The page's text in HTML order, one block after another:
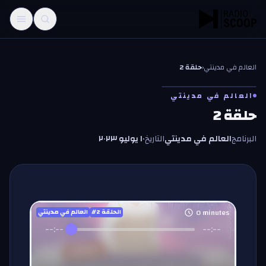
العالم في مدينتي‹حلقة 2
العالم في مدينتي
حلقة 2
البرنامجالعالم في مدينتيالتاريخ١٠ يوليو ٢٠٢٣
العالم في مدينتي #الحلقة2 0minutes
--:-- --:--